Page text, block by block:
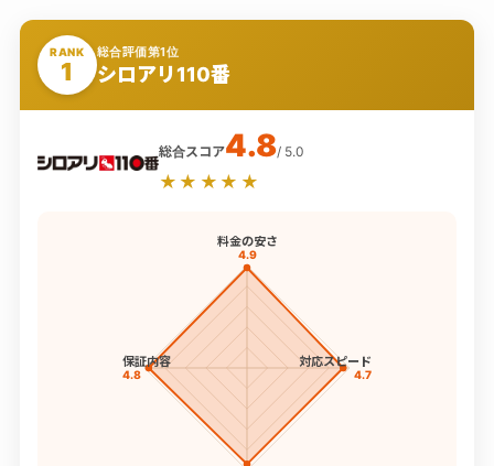
RANK
1
総合評価第1位
シロアリ110番
総合スコア4.8/ 5.0
★★★★★
料金の安さ
4.9
対応スピード
4.7
保証内容
4.8